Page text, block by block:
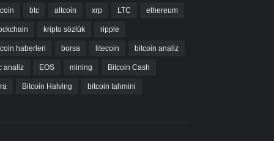
btc altcoin xrp LTC ethereum
kripto sözlük ripple
haberleri borsa litecoin bitcoin analiz
analiz EOS mining Bitcoin Cash
Bitcoin Halving bitcoin tahmini